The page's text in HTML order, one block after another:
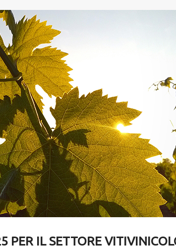
PER IL SETTORE